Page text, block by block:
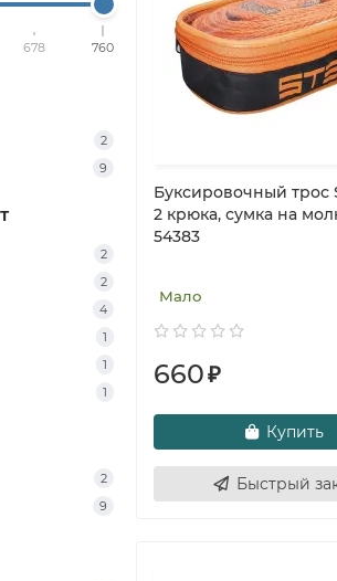
678 760
2
9
2
2
4
1
1
1
2
9
Буксировочный трос
2 крюка, сумка на
54383
Мало
660₽
Купить
Быстрый